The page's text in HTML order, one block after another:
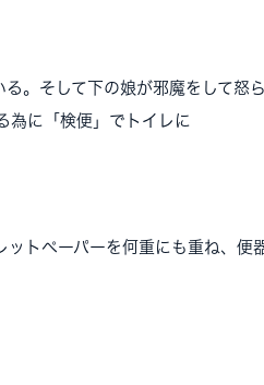
。そして下の娘が邪魔をして怒
為に「検便」でトイレに
トペーパーを何重にも重ね、便